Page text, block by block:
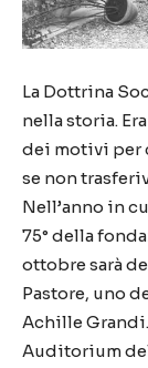
La Dottrina
nella storia.
dei motivi per
se non
Nell’anno in
75° della
ottobre sarà
Pastore, uno
Achille
Auditorium